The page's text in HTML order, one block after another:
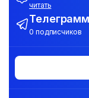
читать
Телеграмм
0 подписчиков